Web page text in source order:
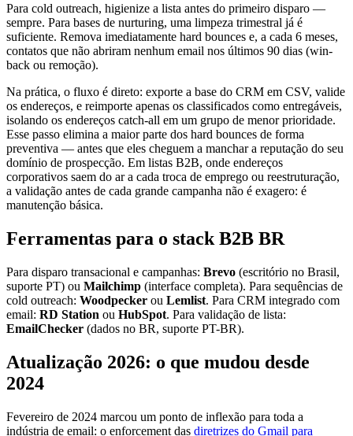
Para cold outreach, higienize a lista antes do primeiro disparo —
sempre. Para bases de nurturing, uma limpeza trimestral já é
suficiente. Remova imediatamente hard bounces e, a cada 6 meses,
contatos que não abriram nenhum email nos últimos 90 dias (win-
back ou remoção).
Na prática, o fluxo é direto: exporte a base do CRM em CSV, valide
os endereços, e reimporte apenas os classificados como entregáveis,
isolando os endereços catch-all em um grupo de menor prioridade.
Esse passo elimina a maior parte dos hard bounces de forma
preventiva — antes que eles cheguem a manchar a reputação do seu
domínio de prospecção. Em listas B2B, onde endereços
corporativos saem do ar a cada troca de emprego ou reestruturação,
a validação antes de cada grande campanha não é exagero: é
manutenção básica.
Ferramentas para o stack B2B BR
Para disparo transacional e campanhas: Brevo (escritório no Brasil,
suporte PT) ou Mailchimp (interface completa). Para sequências de
cold outreach: Woodpecker ou Lemlist. Para CRM integrado com
email: RD Station ou HubSpot. Para validação de lista:
EmailChecker (dados no BR, suporte PT-BR).
Atualização 2026: o que mudou desde
2024
Fevereiro de 2024 marcou um ponto de inflexão para toda a
indústria de email: o enforcement das diretrizes do Gmail para